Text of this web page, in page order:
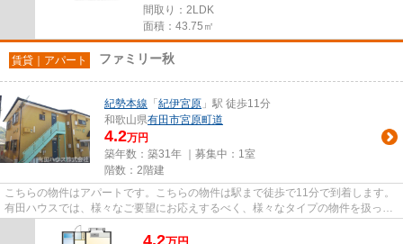
間取り：2LDK
面積：43.75㎡
賃貸｜アパート ファミリー秋
紀勢本線 「 紀伊宮原 」駅 徒歩11分
和歌山県有田市宮原町道
4.2万円
築年数：築31年 ｜募集中： 1室
階数：2階建
こちらの物件はアパートです。こちらの物件は駅まで徒歩で11分で到着します。
有田ハウスでは、様々なご要望にお応えするべく、様々なタイプの物件を扱って
おります。どうぞお気軽にご...
4.2